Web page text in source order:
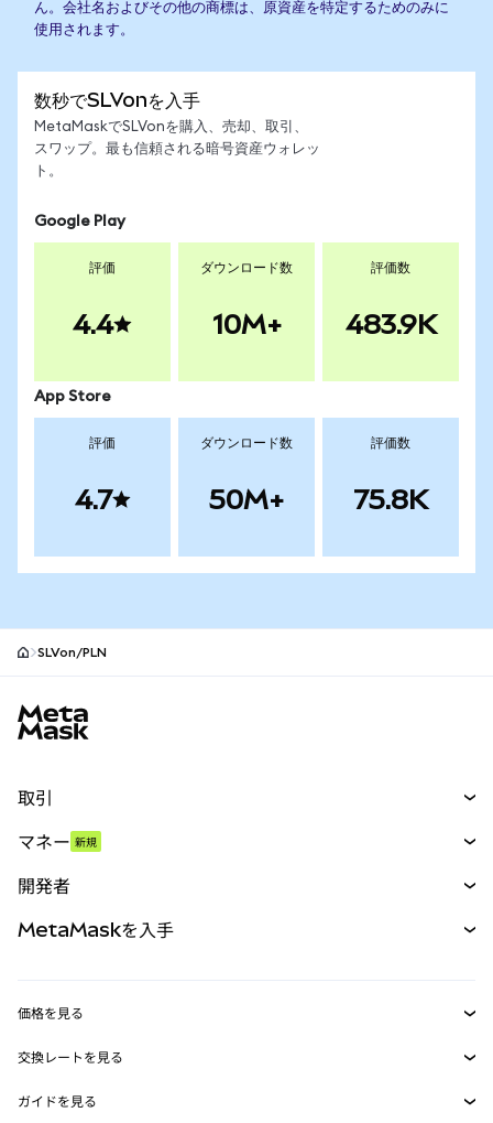
ん。会社名およびその他の商標は、原資産を特定するためのみに
使用されます。
数秒でSLVonを入手
MetaMaskでSLVonを購入、売却、取引、
スワップ。最も信頼される暗号資産ウォレッ
ト。
Google Play
評価
4.4
ダウンロード数
10M+
評価数
483.9K
App Store
評価
4.7
ダウンロード数
50M+
評価数
75.8K
SLVon/PLN
取引
パーペチュアル
RWA
マネー 新規
開発者
MetaMask Connect
Snaps
MetaMaskを入手
セキュリティ
価格を見る
イーサリアムの価格
Solanaの価格
交換レートを見る
ETH→USD
ガイドを見る